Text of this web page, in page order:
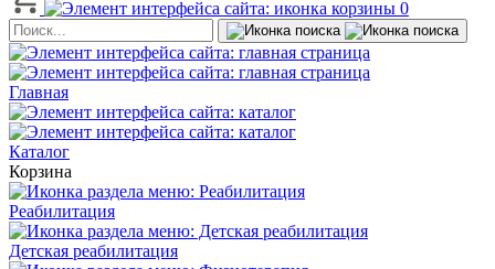
0
Главная
Каталог
Корзина
Реабилитация
Детская реабилитация